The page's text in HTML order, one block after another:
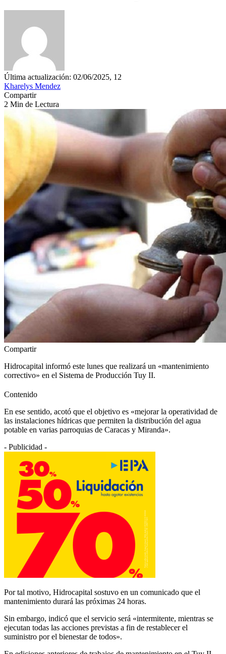
Última actualización: 02/06/2025, 12
Kharelys Mendez
Compartir
2 Min de Lectura
Compartir
Hidrocapital informó este lunes que realizará un «mantenimiento
correctivo» en el Sistema de Producción Tuy II.
Contenido
En ese sentido, acotó que el objetivo es «mejorar la operatividad de
las instalaciones hídricas que permiten la distribución del agua
potable en varias parroquias de Caracas y Miranda».
- Publicidad -
Por tal motivo, Hidrocapital sostuvo en un comunicado que el
mantenimiento durará las próximas 24 horas.
Sin embargo, indicó que el servicio será «intermitente, mientras se
ejecutan todas las acciones previstas a fin de restablecer el
suministro por el bienestar de todos».